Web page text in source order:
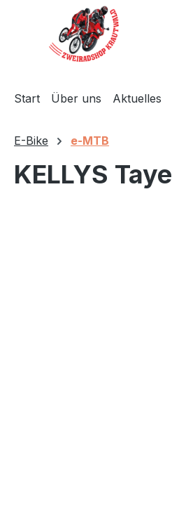
Hauptinhalt springen
Zur Suche springen
Zur Hauptnavigation
Start Über uns Aktuelles
E-Bike e-MTB
KELLYS